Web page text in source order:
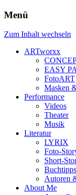
Menü
Zum Inhalt wechseln
ARTworxx
EASY
FotoART
Masken
Performance
Videos
Theater
Musik
Literatur
LYRIX
Foto-
Short-
Buchtipps
Autoren
About Me